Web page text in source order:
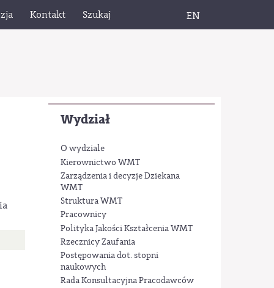
Kontakt Szukaj EN
Wydział
O wydziale
Kierownictwo WMT
Zarządzenia i decyzje Dziekana
WMT
Struktura WMT
Pracownicy
Polityka Jakości Kształcenia WMT
Rzecznicy Zaufania
Postępowania dot. stopni
naukowych
Rada Konsultacyjna Pracodawców